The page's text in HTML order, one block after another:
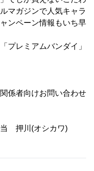
マガジンで人気キャラ
ンペーン情報もいち早
プレミアムバンダイ」
係者向けお問い合わせ
押川(オシカワ)